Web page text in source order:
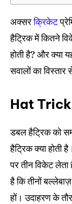
Blog
Contact Us
Blog
Contact Us
अक्सरक्रिकेट
हैट्रिक में कितने
होती है? और क्या
सवालों का विस्तार
Hat Trick
डबल हैट्रिक को
हैट्रिक क्या होती
पर तीन विकेट
है कि तीनों
हों। उदाहरण के